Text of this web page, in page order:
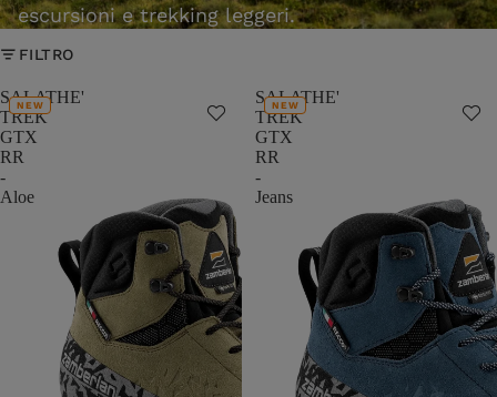
escursioni e trekking leggeri.
FILTRO
SALATHE'
TREK
GTX
RR
-
Aloe
NEW
SALATHE'
TREK
GTX
RR
-
Jeans
NEW